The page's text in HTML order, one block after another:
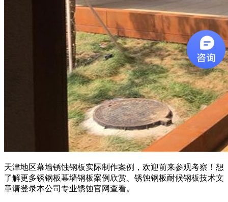
天津地区幕墙锈蚀钢板实际制作案例，欢迎前来参观考察！想
了解更多锈钢板幕墙钢板案例欣赏、锈蚀钢板耐候钢板技术文
章请登录本公司专业锈蚀官网查看。